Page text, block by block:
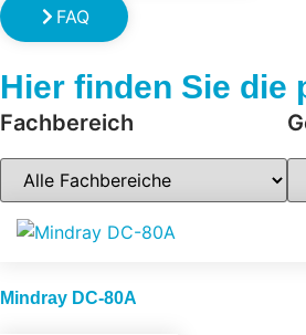
FAQ
Hier finden Sie die
Fachbereich
Mindray DC-80A